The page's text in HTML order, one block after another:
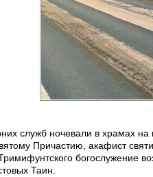
служб ночевали в храмах
Причастию, акафист
богослужение
Таин.